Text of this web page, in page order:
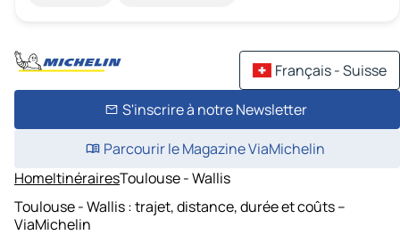
Français - Suisse
S'inscrire à notre Newsletter
Parcourir le Magazine ViaMichelin
HomeItinérairesToulouse - Wallis
Toulouse - Wallis : trajet, distance, durée et coûts –
ViaMichelin